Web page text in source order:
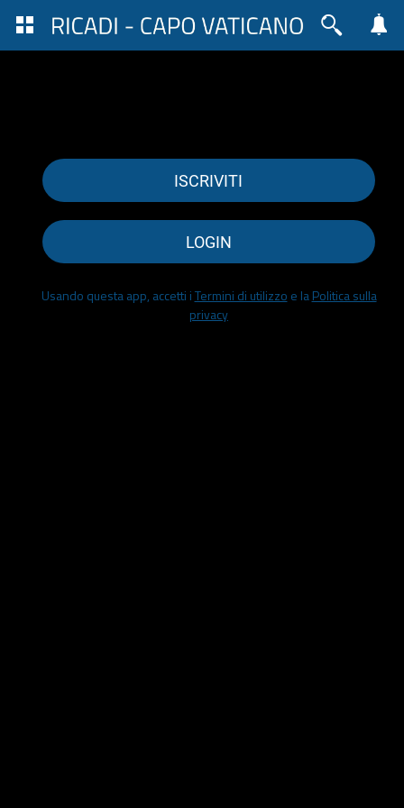
ISCRIVITI
LOGIN
Usando questa app, accetti iTermini di utilizzo e laPolitica sulla
privacy